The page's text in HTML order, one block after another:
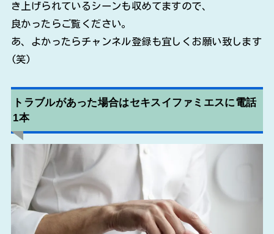
き上げられているシーンも収めてますので、
良かったらご覧ください。
あ、よかったらチャンネル登録も宜しくお願い致します
(笑)
トラブルがあった場合はセキスイファミエスに電話
1本